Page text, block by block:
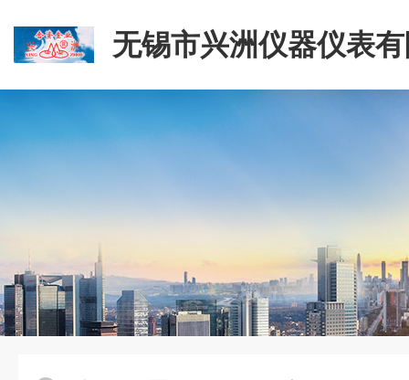
无锡市兴洲仪器仪表